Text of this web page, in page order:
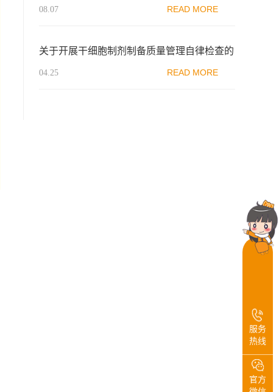
突破！
08.07 READ MORE
关于开展干细胞制剂制备质量管理自律检查的
通知
04.25 READ MORE
服务
热线
官方